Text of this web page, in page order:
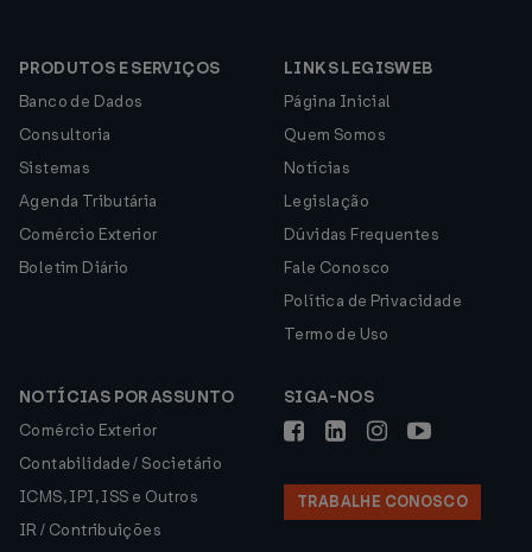
PRODUTOS E SERVIÇOS
Banco de Dados
Consultoria
Sistemas
Agenda Tributária
Comércio Exterior
Boletim Diário
LINKS LEGISWEB
Página Inicial
Quem Somos
Notícias
Legislação
Dúvidas Frequentes
Fale Conosco
Política de Privacidade
Termo de Uso
NOTÍCIAS POR ASSUNTO
Comércio Exterior
Contabilidade / Societário
ICMS, IPI, ISS e Outros
IR / Contribuições
SIGA-NOS
TRABALHE CONOSCO